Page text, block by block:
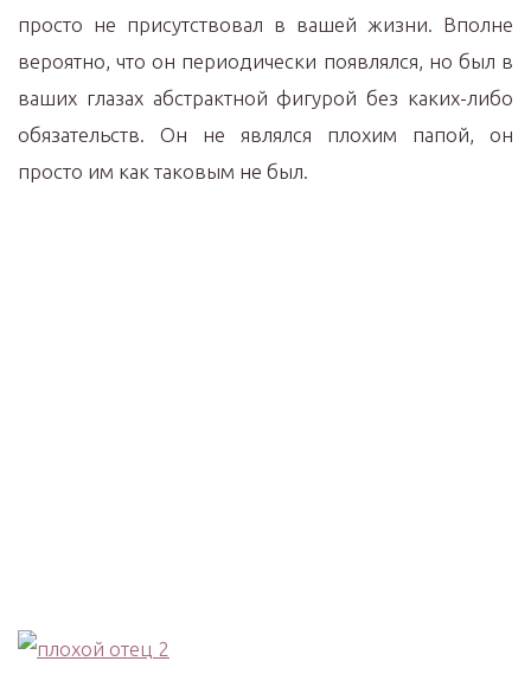
просто не присутствовал в вашей жизни. Вполне
вероятно, что он периодически появлялся, но был в
ваших глазах абстрактной фигурой без каких-либо
обязательств. Он не являлся плохим папой, он
просто им как таковым не был.